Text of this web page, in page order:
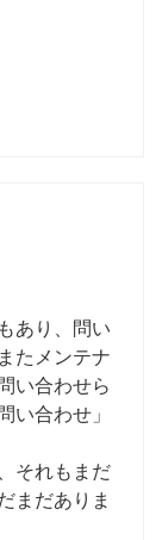
あり、問い
たメンテナ
い合わせら
い合わせ」
それもまだ
まだありま